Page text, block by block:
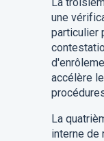
une
particulier
accélère
La
interne de